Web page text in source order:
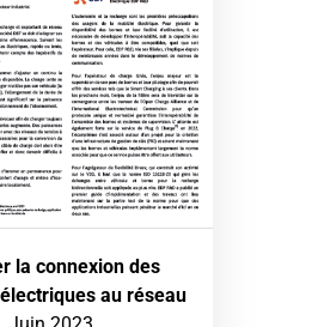
la connexion des
au réseau